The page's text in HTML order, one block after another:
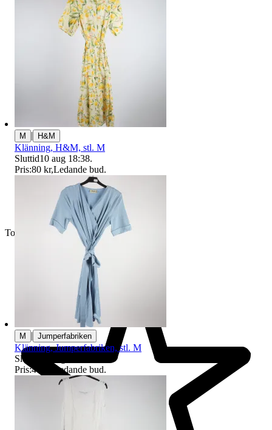
Toppsäljare
M | H&M
Klänning, H&M, stl. M
Sluttid10 aug 18:38.
Pris:80 kr,Ledande bud.
M | Jumperfabriken
Klänning, Jumperfabriken, stl. M
Sluttid
Pris:46 kr Ledande bud.